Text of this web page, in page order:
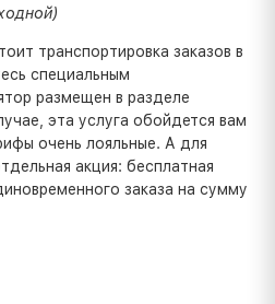
транспортировка заказов в
специальным
размещен в разделе
эта услуга обойдется вам
очень лояльные. А для
акция: бесплатная
заказа на сумму